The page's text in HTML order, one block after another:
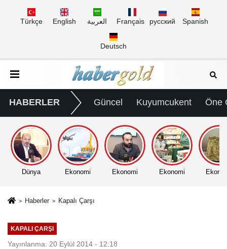
Türkçe English العربية Français русский Spanish
Deutsch
HABERLER Güncel Kuyumcukent Öne
Dünya Ekonomi Ekonomi Ekonomi
Haberler Kapalı Çarşı
KAPALI ÇARŞI
Yayınlanma: 20 Eylül 2014 - 12:18